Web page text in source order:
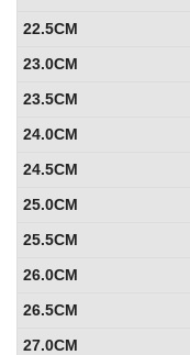
22.5CM
23.0CM
23.5CM
24.0CM
24.5CM
25.0CM
25.5CM
26.0CM
26.5CM
27.0CM